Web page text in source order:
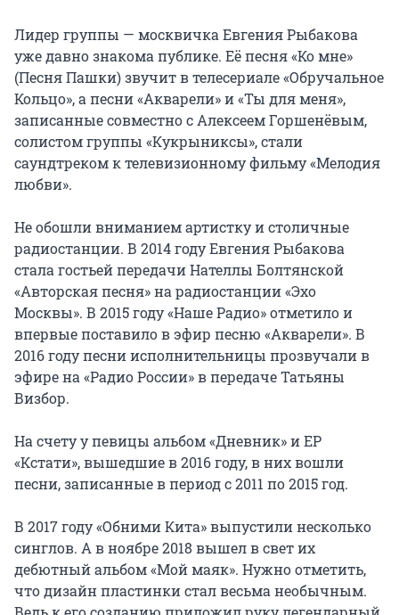
Лидер группы — москвичка Евгения Рыбакова
уже давно знакома публике. Её песня «Ко мне»
(Песня Пашки) звучит в телесериале «Обручальное
Кольцо», а песни «Акварели» и «Ты для меня»,
записанные совместно с Алексеем Горшенёвым,
солистом группы «Кукрыниксы», стали
саундтреком к телевизионному фильму «Мелодия
любви».
Не обошли вниманием артистку и столичные
радиостанции. В 2014 году Евгения Рыбакова
стала гостьей передачи Нателлы Болтянской
«Авторская песня» на радиостанции «Эхо
Москвы». В 2015 году «Наше Радио» отметило и
впервые поставило в эфир песню «Акварели». В
2016 году песни исполнительницы прозвучали в
эфире на «Радио России» в передаче Татьяны
Визбор.
На счету у певицы альбом «Дневник» и ЕР
«Кстати», вышедшие в 2016 году, в них вошли
песни, записанные в период с 2011 по 2015 год.
В 2017 году «Обними Кита» выпустили несколько
синглов. А в ноябре 2018 вышел в свет их
дебютный альбом «Мой маяк». Нужно отметить,
что дизайн пластинки стал весьма необычным.